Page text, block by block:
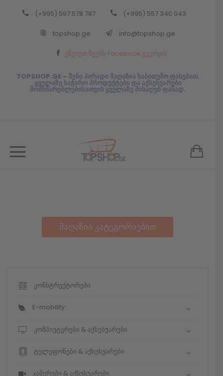
(+995) 597 578 787 (+995) 557 340 043
topshop.ge info@topshop.ge
ეწვიეთ ჩვენს Facebook გვერდს
TOPSHOP.GE – შენი პირადი მაღაზია საბითუმო ფასებით.
ყველაზე საჭირო პროდუქტები და აქსესუარები
მომხმარებლებისათვის ყველაზე მისაღებ ფასად.
მაღაზია კატეგორიებით
კონსტრუქტორები
E-mobility
კომპიუტერები & აქსესუარები
ტელეფონები & აქსესუარები
კამერები & აქსესუარები
Back